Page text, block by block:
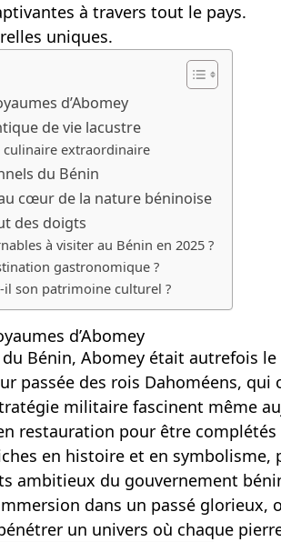
à travers tout le pays.
uniques.
d’Abomey
de vie lacustre
culinaire extraordinaire
du Bénin
cœur de la nature béninoise
des doigts
à visiter au Bénin en 2025 ?
gastronomique ?
son patrimoine culturel ?
d’Abomey
Bénin, Abomey était autrefois
passée des rois Dahoméens,
militaire fascinent même
restauration pour être
en histoire et en
ambitieux du gouvernement
dans un passé glorieux,
un univers où chaque